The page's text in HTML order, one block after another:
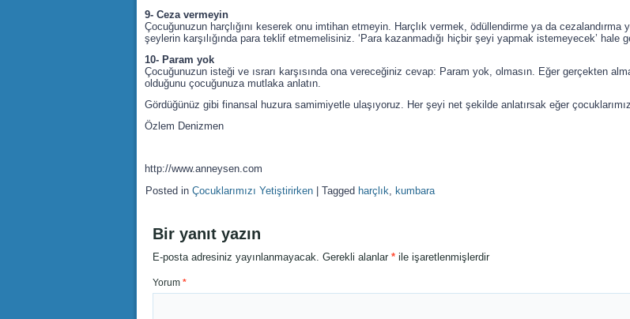
9- Ceza vermeyin
Çocuğunuzun harçlığını keserek onu imtihan etmeyin. Harçlık vermek, ödüllendirme ya da cezalandırma
şeylerin karşılığında para teklif etmemelisiniz. ‘Para kazanmadığı hiçbir şeyi yapmak istemeyecek’ hale
10- Param yok
Çocuğunuzun isteği ve ısrarı karşısında ona vereceğiniz cevap: Param yok, olmasın. Eğer gerçekten
olduğunu çocuğunuza mutlaka anlatın.
Gördüğünüz gibi finansal huzura samimiyetle ulaşıyoruz. Her şeyi net şekilde anlatırsak eğer
Özlem Denizmen
http://www.anneysen.com
Posted in Çocuklarımızı Yetiştirirken Tagged harçlık, kumbara
Bir yanıt yazın
E-posta adresiniz yayınlanmayacak. Gerekli alanlar * ile işaretlenmişlerdir
Yorum *